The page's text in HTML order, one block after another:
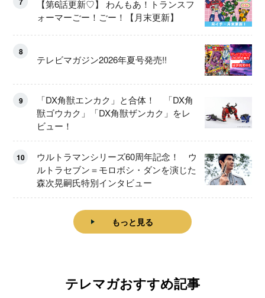
【第6話更新♡】 わんもあ！トランスフ
ォーマーごー！ごー！【月末更新】
8
テレビマガジン2026年夏号発売!!
9
「DX角獣エンカク」と合体！ 「DX角
獣ゴウカク」「DX角獣ザンカク」をレ
ビュー！
10
ウルトラマンシリーズ60周年記念！ ウ
ルトラセブン＝モロボシ・ダンを演じた
森次晃嗣氏特別インタビュー
もっと見る
テレマガおすすめ記事